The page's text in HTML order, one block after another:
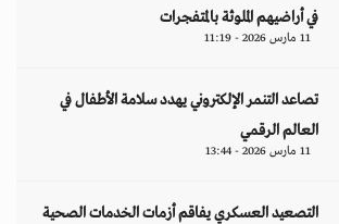
في أراضيهم الملوثة بالمتفجرات
11 مارس 2026 - 11:19
تصاعد التنمر الإلكتروني يهدد سلامة الأطفال في
العالم الرقمي
11 مارس 2026 - 13:44
التصعيد العسكري يفاقم أزمات الخدمات الصحية